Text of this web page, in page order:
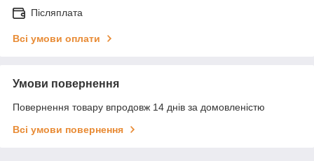
Післяплата
Всі умови оплати
Умови повернення
Повернення товару впродовж 14 днів за домовленістю
Всі умови повернення